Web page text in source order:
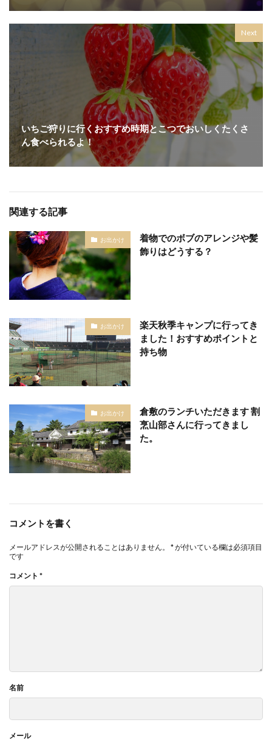
Next
いちご狩りに行くおすすめ時期とこつでおいしくたくさ
ん食べられるよ！
関連する記事
お出かけ
着物でのボブのアレンジや髪
飾りはどうする？
お出かけ
楽天秋季キャンプに行ってき
ました！おすすめポイントと
持ち物
お出かけ
倉敷のランチいただきます 割
烹山部さんに行ってきまし
た。
コメントを書く
メールアドレスが公開されることはありません。 *が付いている欄は必須項目
です
コメント *
名前
メール